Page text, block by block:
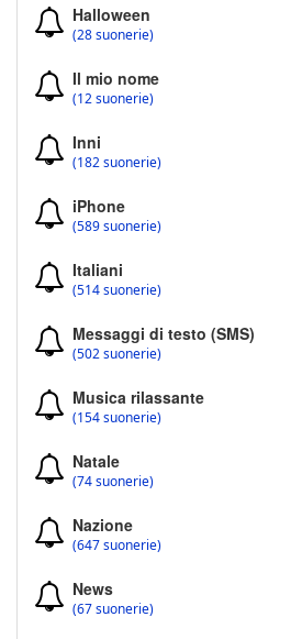
Halloween
(28 suonerie)
Il mio nome
(12 suonerie)
Inni
(182 suonerie)
iPhone
(589 suonerie)
Italiani
(514 suonerie)
Messaggi di testo (SMS)
(502 suonerie)
Musica rilassante
(154 suonerie)
Natale
(74 suonerie)
Nazione
(647 suonerie)
News
(67 suonerie)